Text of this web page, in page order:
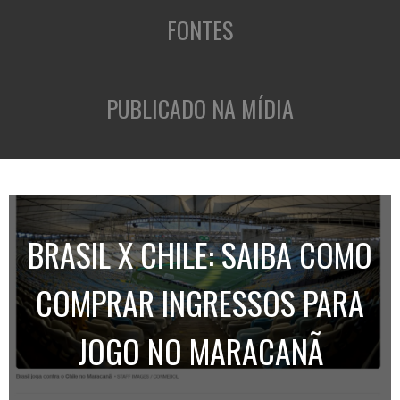
FONTES
PUBLICADO NA MÍDIA
BRASIL X CHILE: SAIBA COMO
COMPRAR INGRESSOS PARA
JOGO NO MARACANÃ